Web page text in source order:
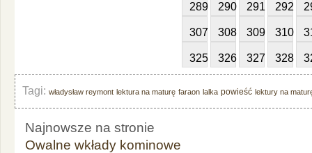
289 290 291 292
307 308 309 310
325 326 327 328
Tagi: władysław reymont lektura na maturę faraon lalka powieść lektury na
Najnowsze na stronie
Owalne wkłady kominowe